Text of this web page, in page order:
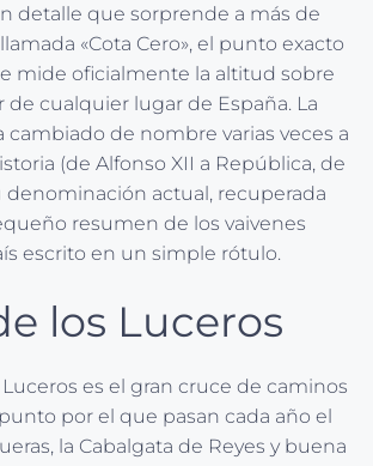
detalle que sorprende a más de
«Cota Cero», el punto exacto
mide oficialmente la altitud sobre
de cualquier lugar de España. La
cambiado de nombre varias veces a
(de Alfonso XII a República, de
denominación actual, recuperada
resumen de los vaivenes
escrito en un simple rótulo.
los Luceros
Luceros es el gran cruce de caminos
por el que pasan cada año el
la Cabalgata de Reyes y buena